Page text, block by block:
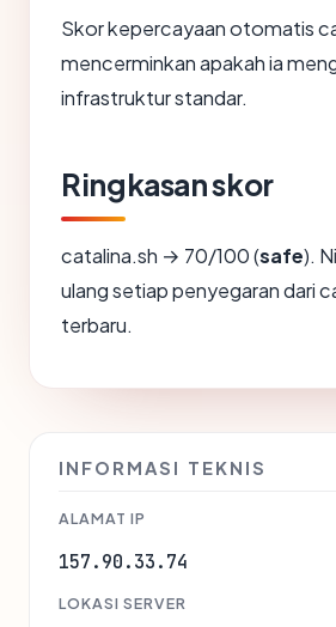
Skor kepercayaan otomatis
mencerminkan apakah ia
infrastruktur standar.
Ringkasan skor
catalina.sh → 70/100 (safe).
ulang setiap penyegaran dari
terbaru.
INFORMASI TEKNIS
ALAMAT IP
157.90.33.74
LOKASI SERVER